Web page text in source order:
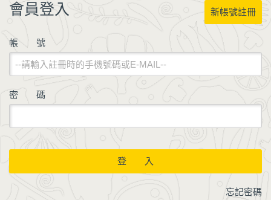
會員登入 新帳號註冊
帳 號
密 碼
登 入
忘記密碼